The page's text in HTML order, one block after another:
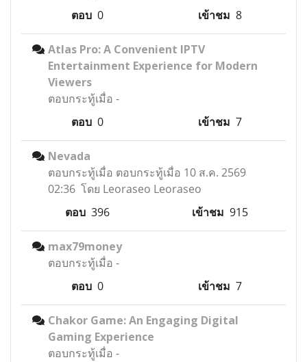
ตอบ 0 เข้าชม 8
Atlas Pro: A Convenient IPTV
Entertainment Experience for Modern
Viewers
ตอบกระทู้เมื่อ -
ตอบ 0 เข้าชม 7
Nevada
ตอบกระทู้เมื่อ ตอบกระทู้เมื่อ 10 ส.ค. 2569
02:36 โดย Leoraseo Leoraseo
ตอบ 396 เข้าชม 915
max79money
ตอบกระทู้เมื่อ -
ตอบ 0 เข้าชม 7
Chakor Game: An Engaging Digital
Gaming Experience
ตอบกระทู้เมื่อ -